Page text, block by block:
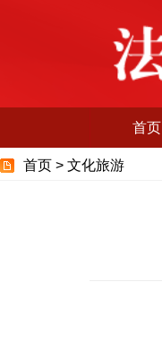
首页
首页 > 文化旅游